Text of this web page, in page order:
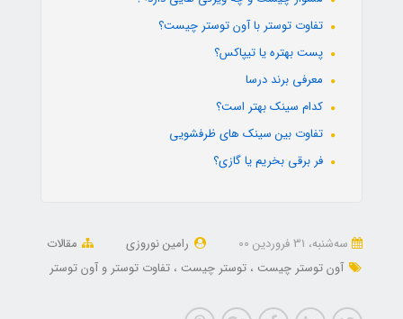
تفاوت توستر با آون توستر چیست؟
پست بهتره یا تیپاکس؟
معرفی برند درسا
کدام سینک بهتر است؟
تفاوت بین سینک های ظرفشویی
فر برقی بخریم یا گازی؟
ﺳﻪشنبه، 31 فروردین 00 رامین نوروزی
مقالات
آون توستر چیست
توستر چیست تفاوت توستر و آون توستر